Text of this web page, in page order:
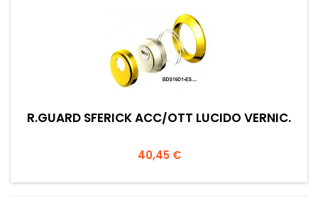
R.GUARD SFERICK ACC/OTT LUCIDO VERNIC.
Prezzo
40,45 €